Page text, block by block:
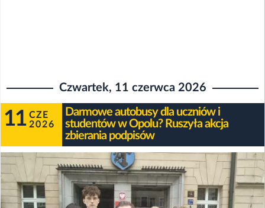
Czwartek, 11 czerwca 2026
11 CZE
2026
Darmowe autobusy dla uczniów i
studentów w Opolu? Ruszyła akcja
zbierania podpisów